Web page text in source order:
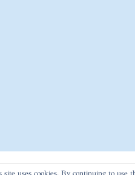
site uses cookies. By continuing to use